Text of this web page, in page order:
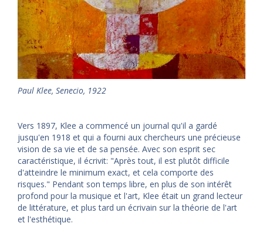
Paul Klee, Senecio, 1922
Vers 1897, Klee a commencé un journal qu'il a gardé
jusqu'en 1918 et qui a fourni aux chercheurs une précieuse
vision de sa vie et de sa pensée. Avec son esprit sec
caractéristique, il écrivit: "Après tout, il est plutôt difficile
d'atteindre le minimum exact, et cela comporte des
risques." Pendant son temps libre, en plus de son intérêt
profond pour la musique et l'art, Klee était un grand lecteur
de littérature, et plus tard un écrivain sur la théorie de l'art
et l'esthétique.